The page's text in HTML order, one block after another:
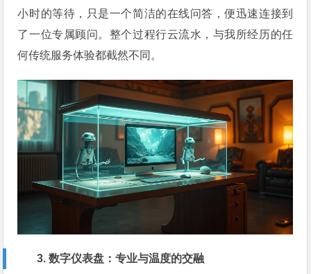
小时的等待，只是一个简洁的在线问答，便迅速连接到
了一位专属顾问。整个过程行云流水，与我所经历的任
何传统服务体验都截然不同。
3. 数字仪表盘：专业与温度的交融